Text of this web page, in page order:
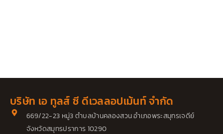
บริษัท เอ ทูลส์ ซี ดีเวลลอปเม้นท์ จำกัด
669/22-23 หมู่3 ตำบลบ้านคลองสวน อำเภอพระสมุทรเจดีย์
จังหวัดสมุทรปราการ 10290